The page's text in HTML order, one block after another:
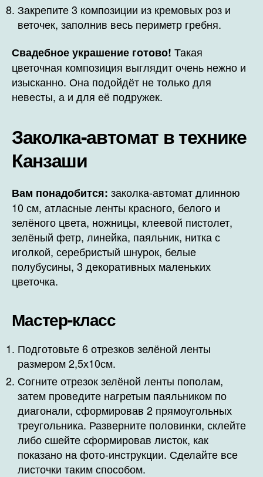
Закрепите 3 композиции из кремовых роз и
веточек, заполнив весь периметр гребня.
Свадебное украшение готово! Такая
цветочная композиция выглядит очень нежно и
изысканно. Она подойдёт не только для
невесты, а и для её подружек.
Заколка-автомат в технике
Канзаши
Вам понадобится: заколка-автомат длинною
10 см, атласные ленты красного, белого и
зелёного цвета, ножницы, клеевой пистолет,
зелёный фетр, линейка, паяльник, нитка с
иголкой, серебристый шнурок, белые
полубусины, 3 декоративных маленьких
цветочка.
Мастер-класс
Подготовьте 6 отрезков зелёной ленты
размером 2,5х10см.
Согните отрезок зелёной ленты пополам,
затем проведите нагретым паяльником по
диагонали, сформировав 2 прямоугольных
треугольника. Разверните половинки, склейте
либо сшейте сформировав листок, как
показано на фото-инструкции. Сделайте все
листочки таким способом.